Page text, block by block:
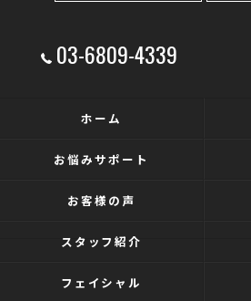
03-6809-4339
ホーム
お悩みサポート
お客様の声
スタッフ紹介
フェイシャル